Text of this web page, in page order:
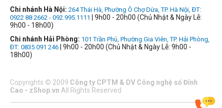
Chi nhánh Hà Nội: 264 Thái Hà, Phường Ô Chợ Dừa, TP. Hà Nội, ĐT:
0922 88 2662 - 092.995.1111
| 9h00 - 20h00 (Chủ Nhật & Ngày Lễ:
9h00 - 18h00)
Chi nhánh Hải Phòng: 101 Trần Phú, Phường Gia Viên, TP. Hải Phòng,
ĐT: 0835 091 246 | 9h00 - 20h00 (Chủ Nhật & Ngày Lễ: 9h00 -
18h00)
Copyrights © 2009 Công ty CPTM & DV Công nghệ số Đỉnh
Cao - zShop.vn All Rights Reserved